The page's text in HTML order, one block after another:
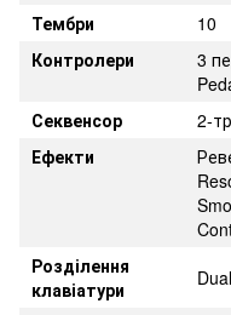
Тембри
10
Контролери
3
Секвенсор
2-
Ефекти
Розділення
клавіатури